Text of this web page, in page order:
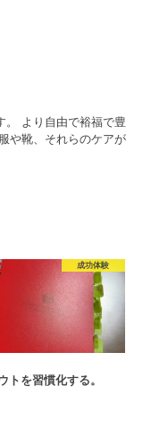
。 より自由で裕福で豊
や靴、それらのケアが
成功体験
トを習慣化する。